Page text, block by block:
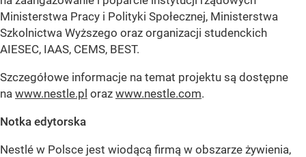
Ministerstwa Pracy i Polityki Społecznej, Ministerstwa
Szkolnictwa Wyższego oraz organizacji studenckich
AIESEC, IAAS, CEMS, BEST.
Szczegółowe informacje na temat projektu są dostępne
na www.nestle.pl oraz www.nestle.com.
Notka edytorska
Nestlé w Polsce jest wiodącą firmą w obszarze żywienia,